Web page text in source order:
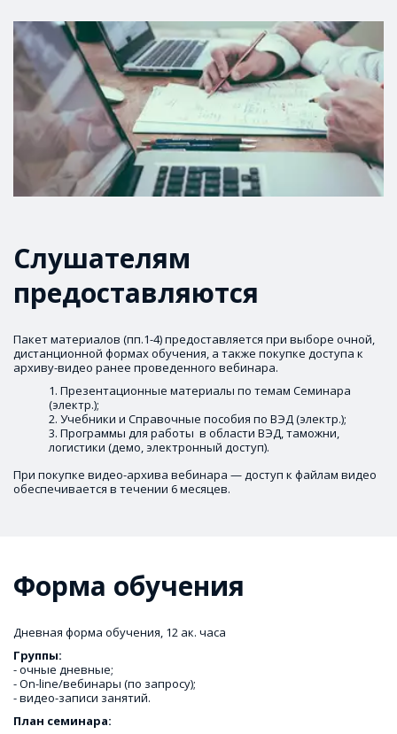
Слушателям
предоставляются
Пакет материалов (пп.1-4) предоставляется при выборе очной,
дистанционной формах обучения, а также покупке доступа к
архиву-видео ранее проведенного вебинара.
Презентационные материалы по темам Семинара
(электр.);
Учебники и Справочные пособия по ВЭД (электр.);
Программы для работы  в области ВЭД, таможни,
логистики (демо, электронный доступ).
При покупке видео-архива вебинара — доступ к файлам видео
обеспечивается в течении 6 месяцев.
Форма обучения
Дневная форма обучения, 12 ак. часа
- очные дневные;
- On-line/вебинары (по запросу);
- видео-записи занятий.
План семинара: